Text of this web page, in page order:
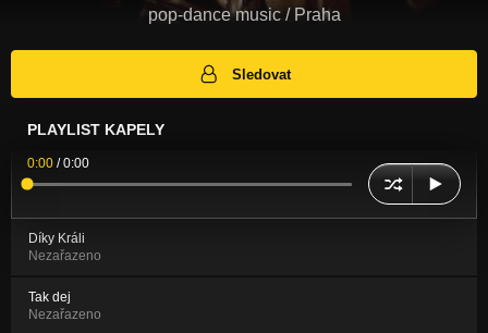
pop-dance music / Praha
Sledovat
PLAYLIST KAPELY
0:00 /0:00
Díky Králi
Nezařazeno
Tak dej
Nezařazeno